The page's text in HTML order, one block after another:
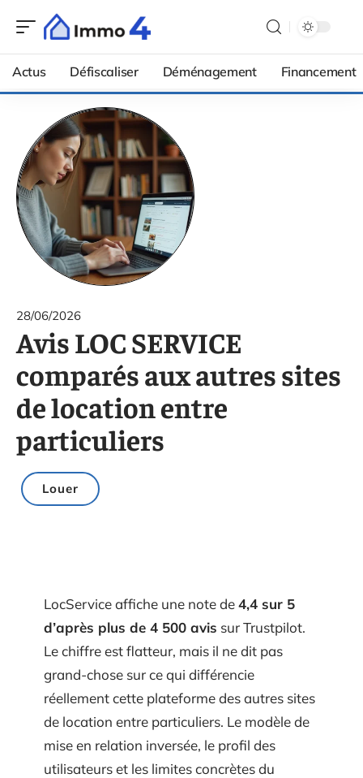
Actus Défiscaliser Déménagement Financement
28/06/2026
Avis LOC SERVICE
comparés aux autres sites
de location entre
particuliers
Louer
LocService affiche une note de4,4 sur 5
d’après plus de 4 500 avis sur Trustpilot.
Le chiffre est flatteur, mais il ne dit pas
grand-chose sur ce qui différencie
réellement cette plateforme des autres sites
de location entre particuliers. Le modèle de
mise en relation inversée, le profil des
utilisateurs et les limites concrètes du